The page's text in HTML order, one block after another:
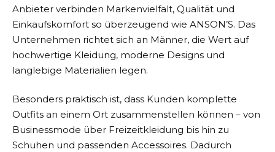
Anbieter verbinden Markenvielfalt, Qualität und
Einkaufskomfort so überzeugend wie ANSON’S. Das
Unternehmen richtet sich an Männer, die Wert auf
hochwertige Kleidung, moderne Designs und
langlebige Materialien legen.
Besonders praktisch ist, dass Kunden komplette
Outfits an einem Ort zusammenstellen können – von
Businessmode über Freizeitkleidung bis hin zu
Schuhen und passenden Accessoires. Dadurch